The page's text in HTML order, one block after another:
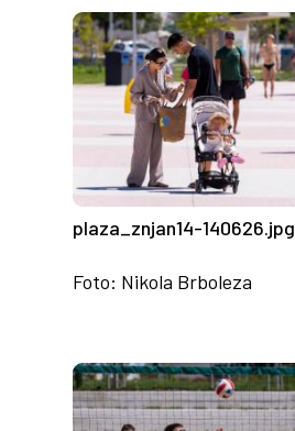
plaza_znjan14-140626.jpg
Foto: Nikola Brboleza